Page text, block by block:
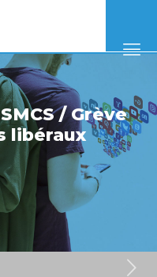
/ Grève
libéraux